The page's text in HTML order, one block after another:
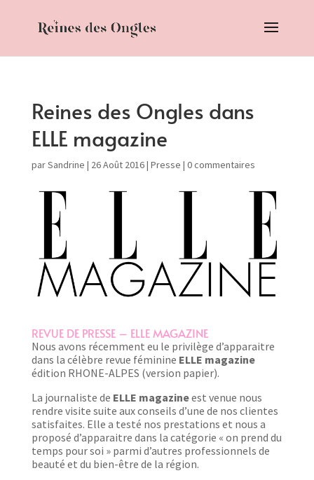
Reines des Ongles dans
ELLE magazine
parSandrine | 26 Août 2016| Presse | 0 commentaires
REVUE DE PRESSE – ELLE MAGAZINE
Nous avons récemment eu le privilège d’apparaitre
dans la célèbre revue féminine ELLE magazine
édition RHONE-ALPES (version papier).
La journaliste de ELLE magazineest venue nous
rendre visite suite aux conseils d’une de nos clientes
satisfaites. Elle a testé nos prestations et nous a
proposé d’apparaitre dans la catégorie « on prend du
temps pour soi » parmi d’autres professionnels de
beauté et du bien-être de la région.